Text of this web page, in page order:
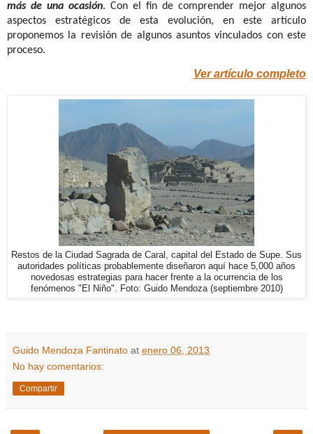
más de una ocasión. Con el fin de comprender mejor algunos
aspectos estratégicos de esta evolución, en este artículo
proponemos la revisión de algunos asuntos vinculados con este
proceso.
Ver artículo completo
Restos de la Ciudad Sagrada de Caral, capital del Estado de Supe. Sus
autoridades políticas probablemente diseñaron aquí hace 5,000 años
novedosas estrategias para hacer frente a la ocurrencia de los
fenómenos "El Niño". Foto: Guido Mendoza (septiembre 2010)
Guido Mendoza Fantinato at enero 06, 2013
No hay comentarios:
Compartir